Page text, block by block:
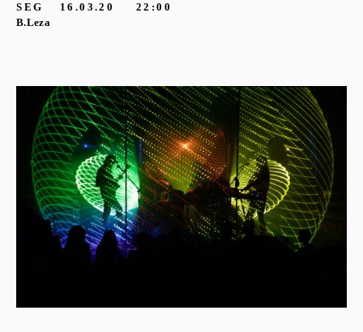
SEG 16.03.20
22:00
B.Leza